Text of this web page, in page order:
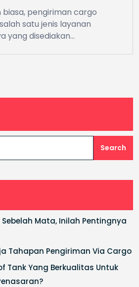
biasa, pengiriman cargo
satu jenis layanan
yang disediakan…
Search
Mata, Inilah Pentingnya
Tahapan Pengiriman Via Cargo
Tank Yang Berkualitas Untuk